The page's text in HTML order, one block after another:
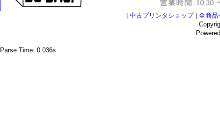
中古プリンタショップ| 全商品
Parse Time: 0.036s